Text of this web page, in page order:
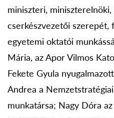
miniszteri,
cserkészvezetői szerepét,
egyetemi oktatói
Mária, az Apor Vilmos
Fekete Gyula
Andrea a
munkatársa; Nagy Dóra